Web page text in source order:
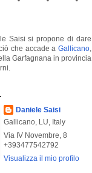
Saisi si propone di dare
che accade a Gallicano
Garfagnana in provincia
Daniele Saisi
Gallicano, LU, Italy
Via IV Novembre, 8
+393477542792
Visualizza il mio profilo